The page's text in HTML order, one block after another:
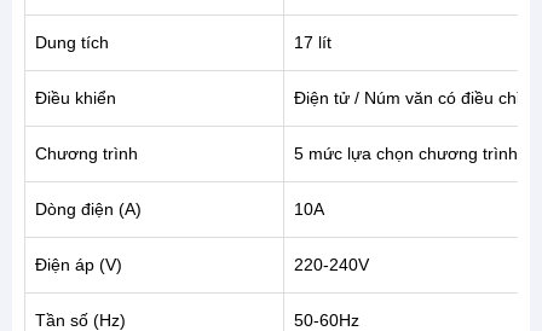
Dung tích 17 lít
Điều khiển Điện tử / Núm văn có điều
Chương trình 5 mức lựa chọn chương trình
Dòng điện (A) 10A
Điện áp (V) 220-240V
Tần số (Hz) 50-60Hz